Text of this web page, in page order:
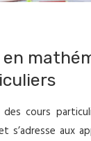
cours
s’adresse aux